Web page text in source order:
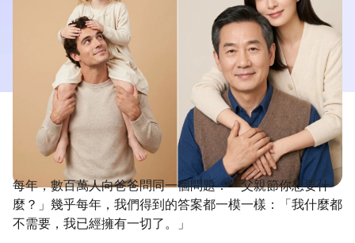
每年，數百萬人向爸爸問同一個問題：「父親節你想要什
麼？」幾乎每年，我們得到的答案都一模一樣：「我什麼都
不需要，我已經擁有一切了。」